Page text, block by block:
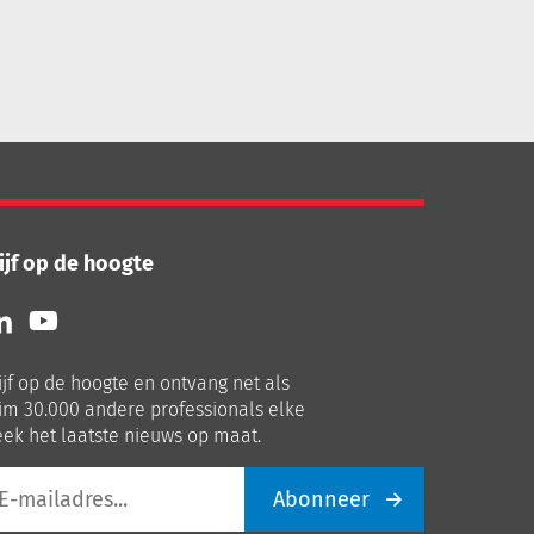
op de hoogte
Volg
ons
Youtube
op de hoogte en ontvang net als
30.000 andere professionals elke
het laatste nieuws op maat.
Abonneer